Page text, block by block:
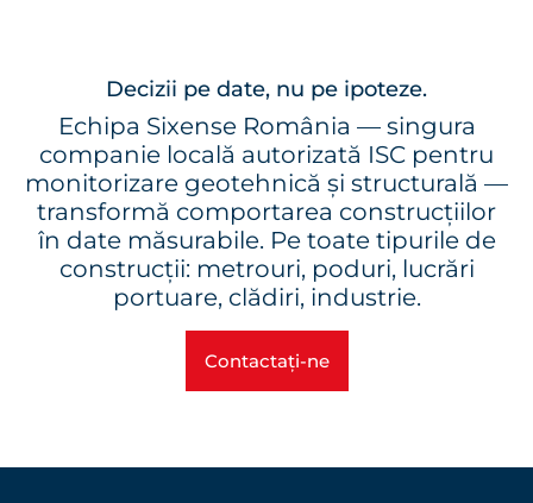
Decizii pe date, nu pe ipoteze.
Echipa Sixense România — singura
companie locală autorizată ISC pentru
monitorizare geotehnică și structurală —
transformă comportarea construcțiilor
în date măsurabile. Pe toate tipurile de
construcții: metrouri, poduri, lucrări
portuare, clădiri, industrie.
Contactați-ne